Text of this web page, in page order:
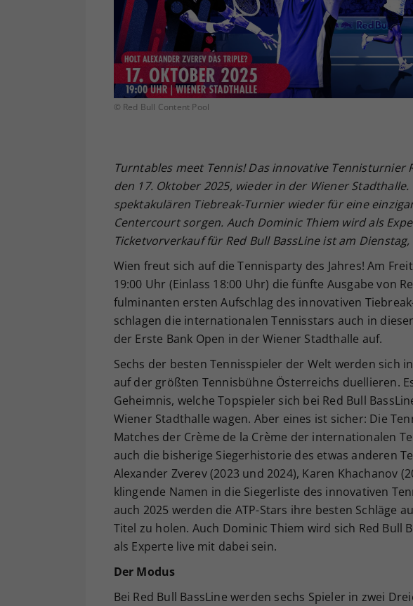
© Red Bull Content Pool
Turntables meet Tennis! Das innovative Tennisturnier
den 17. Oktober 2025, wieder in der Wiener
spektakulären Tiebreak-Turnier wieder für eine
Centercourt sorgen. Auch Dominic Thiem wird als
Ticketvorverkauf für Red Bull BassLine ist am
Wien freut sich auf die Tennisparty des Jahres! Am
19:00 Uhr (Einlass 18:00 Uhr) die fünfte Ausgabe von
fulminanten ersten Aufschlag des innovativen
schlagen die internationalen Tennisstars auch in
der Erste Bank Open in der Wiener Stadthalle auf.
Sechs der besten Tennisspieler der Welt werden sich
auf der größten Tennisbühne Österreichs duellieren.
Geheimnis, welche Topspieler sich bei Red Bull
Wiener Stadthalle wagen. Aber eines ist sicher: Die
Matches der Crème de la Crème der internationalen
auch die bisherige Siegerhistorie des etwas anderen
Alexander Zverev (2023 und 2024), Karen Khachanov
klingende Namen in die Siegerliste des innovativen
auch 2025 werden die ATP-Stars ihre besten Schläge
Titel zu holen. Auch Dominic Thiem wird sich Red Bull
als Experte live mit dabei sein.
Der Modus
Bei Red Bull BassLine werden sechs Spieler in zwei